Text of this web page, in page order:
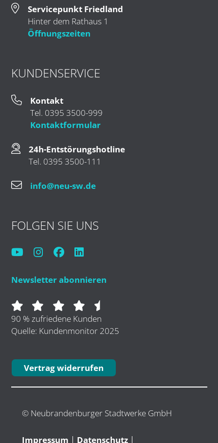
Servicepunkt Friedland
Hinter dem Rathaus 1
Öffnungszeiten
KUNDENSERVICE
Kontakt
Tel. 0395 3500-999
Kontaktformular
24h-Entstörungshotline
Tel. 0395 3500-111
info@neu-sw.de
FOLGEN SIE UNS
Newsletter abonnieren
90 % zufriedene Kunden
Quelle: Kundenmonitor 2025
Vertrag widerrufen
© Neubrandenburger Stadtwerke GmbH
Impressum Datenschutz